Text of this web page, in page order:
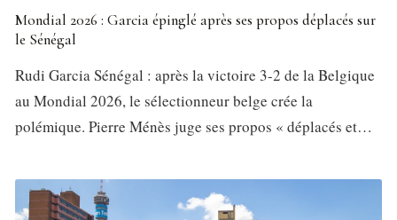
Mondial 2026 : Garcia épinglé après ses propos déplacés sur
le Sénégal
Rudi Garcia Sénégal : après la victoire 3-2 de la Belgique
au Mondial 2026, le sélectionneur belge crée la
polémique. Pierre Ménès juge ses propos « déplacés et…